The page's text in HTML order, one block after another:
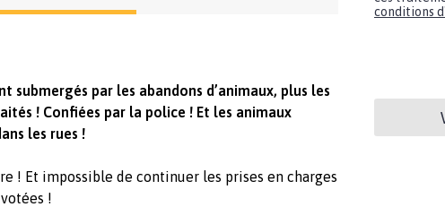
submergés par les abandons d’animaux, plus les
! Confiées par la police ! Et les animaux
les rues !
! Et impossible de continuer les prises en charges
!
conditions